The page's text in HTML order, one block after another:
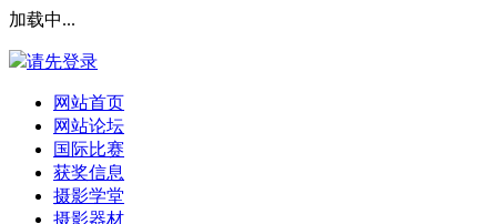
加载中...
请先登录
网站首页
网站论坛
国际比赛
获奖信息
摄影学堂
摄影器材